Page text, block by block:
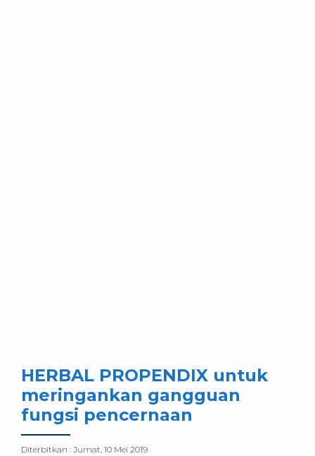
HERBAL PROPENDIX untuk
meringankan gangguan
fungsi pencernaan
Diterbitkan : Jumat, 10 Mei 2019